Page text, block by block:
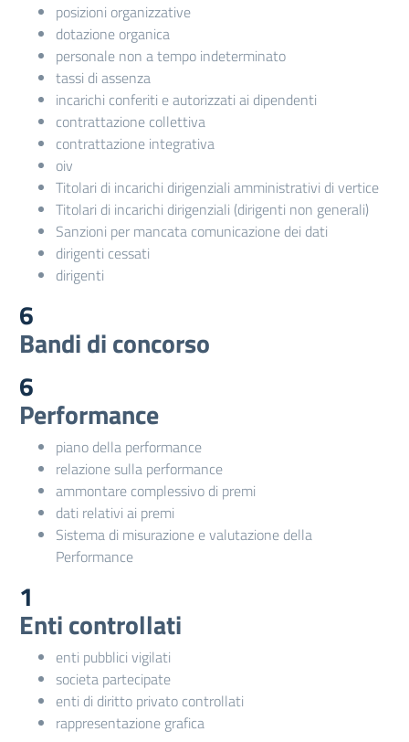
posizioni organizzative
dotazione organica
personale non a tempo indeterminato
tassi di assenza
incarichi conferiti e autorizzati ai dipendenti
contrattazione collettiva
contrattazione integrativa
oiv
Titolari di incarichi dirigenziali amministrativi di vertice
Titolari di incarichi dirigenziali (dirigenti non generali)
Sanzioni per mancata comunicazione dei dati
dirigenti cessati
dirigenti
6
Bandi di concorso
6
Performance
piano della performance
relazione sulla performance
ammontare complessivo di premi
dati relativi ai premi
Sistema di misurazione e valutazione della
Performance
1
Enti controllati
enti pubblici vigilati
societa partecipate
enti di diritto privato controllati
rappresentazione grafica